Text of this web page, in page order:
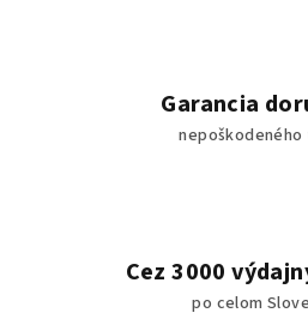
Garancia
nepoškodeného
Cez 3000
po celom